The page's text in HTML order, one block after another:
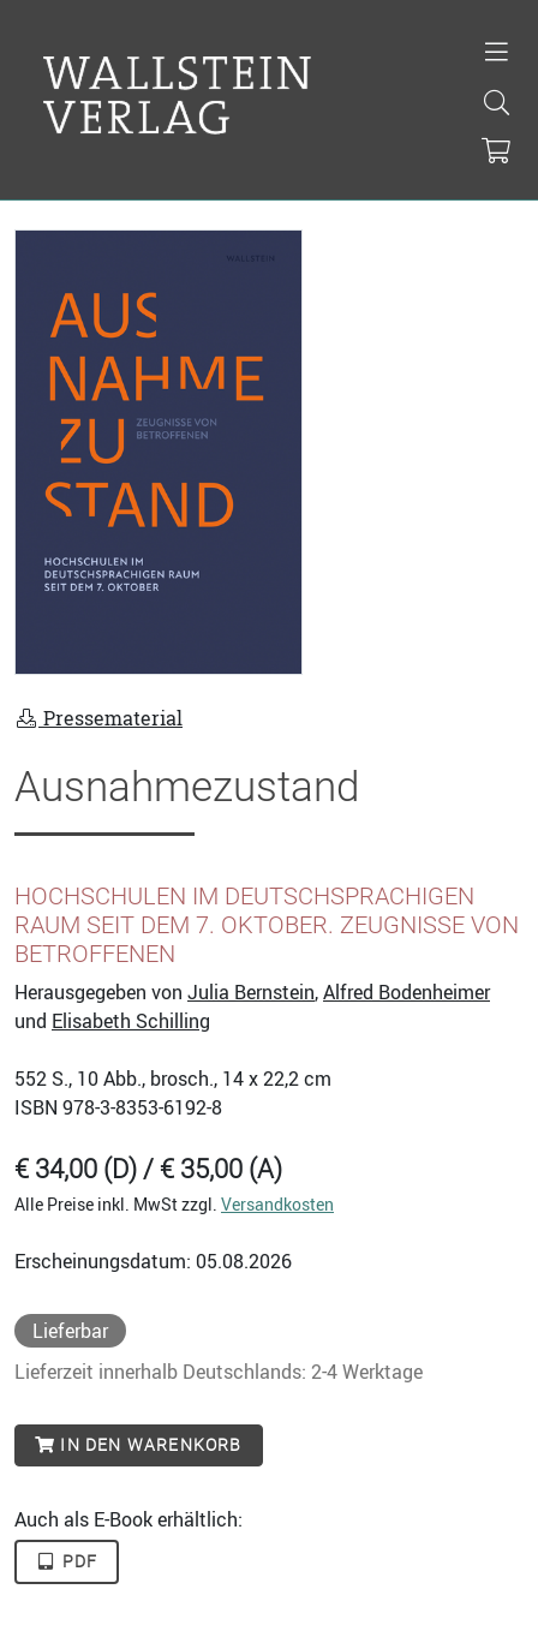
Pressematerial
Ausnahmezustand
HOCHSCHULEN IM DEUTSCHSPRACHIGEN
RAUM SEIT DEM 7. OKTOBER. ZEUGNISSE VON
BETROFFENEN
Herausgegeben von Julia Bernstein,Alfred Bodenheimer
und Elisabeth Schilling
552 S., 10 Abb., brosch., 14 x 22,2 cm
ISBN 978-3-8353-6192-8
€ 34,00 (D) / € 35,00 (A)
Alle Preise inkl. MwSt zzgl. Versandkosten
Erscheinungsdatum: 05.08.2026
Lieferbar
Lieferzeit innerhalb Deutschlands: 2-4 Werktage
IN DEN WARENKORB
Auch als E-Book erhältlich:
PDF